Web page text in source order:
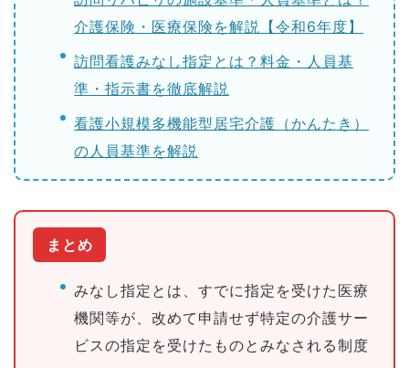
介護保険・医療保険を解説【令和6年度】
訪問看護みなし指定とは？料金・人員基
準・指示書を徹底解説
看護小規模多機能型居宅介護（かんたき）
の人員基準を解説
まとめ
みなし指定とは、すでに指定を受けた医療
機関等が、改めて申請せず特定の介護サー
ビスの指定を受けたものとみなされる制度